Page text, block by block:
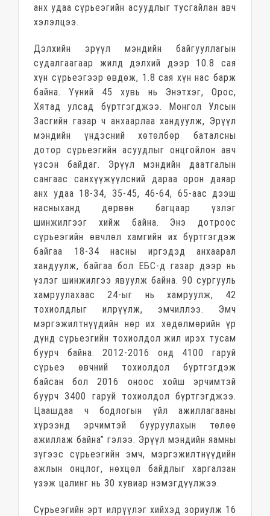
анх удаа сүрьеэгийн асуудлыг тусгайлан авч
хэлэлцээ.
Дэлхийн эрүүл мэндийн байгууллагын
судалгаагаар жилд дэлхий дээр 10.8 сая
хүн сүрьеэгээр өвдөж, 1.8 сая хүн нас барж
байна. Үүний 45 хувь нь Энэтхэг, Орос,
Хятад улсад бүртгэгджээ. Монгол Улсын
Засгийн газар ч анхаарлаа хандуулж, Эрүүл
мэндийн үндэсний хөтөлбөр баталсны
дотор сүрьеэгийн асуудлыг онцгойлон авч
үзсэн байдаг.
Эрүүл мэндийн даатгалын
сангаас санхүүжүүлсний дараа орон даяар
анх удаа 18-34, 35-45, 46-64, 65-аас дээш
насныханд дөрвөн багцаар үзлэг
шинжилгээг хийж байна. Энэ дотроос
сүрьеэгийн өвчлөл хамгийн их бүртгэгдэж
байгаа 18-34 насны иргэдэд анхаарал
хандуулж, байгаа бол ЕБС-д газар дээр нь
үзлэг шинжилгээ явуулж байна. 90 сургууль
хамруулахаас 24-ыг нь хамруулж, 42
тохиолдлыг илрүүлж, эмчиллээ. Эмч
мэргэжилтнүүдийн нөр их хөдөлмөрийн үр
дүнд сүрьеэгийн тохиолдол жил ирэх тусам
буурч байна. 2012-2016 онд 4100 гаруй
сүрьеэ өвчний тохиолдол бүртгэгдэж
байсан бол 2016 оноос хойш эрчимтэй
буурч 3400 гаруй тохиолдол бүртгэгджээ.
Цаашдаа ч бодлогын үйл ажиллагааны
хүрээнд эрчимтэй бууруулахын төлөө
ажиллаж байна” гэлээ. Эрүүл мэндийн яамны
зүгээс сүрьеэгийн эмч, мэргэжилтнүүдийн
ажлын онцлог, нөхцөл байдлыг харгалзан
үзэж цалинг нь 30 хувиар нэмэгдүүлжээ.
Сүрьеэгийн эрт илрүүлэг хийхэд зориулж 16